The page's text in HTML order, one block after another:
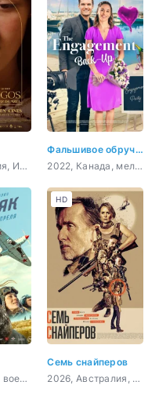
2025, Франция, Испания, триллер, драма
Фальшивое обручение
2022, Канада, мелодрама, комедия
2021, Россия, военный, история, биография
Семь снайперов
2026, Австралия, боевик, триллер
HD